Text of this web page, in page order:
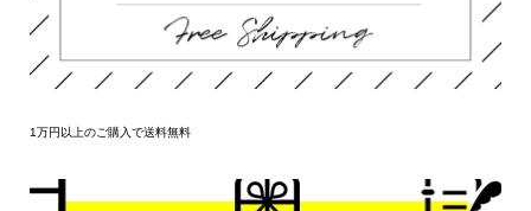
1万円以上のご購入で送料無料